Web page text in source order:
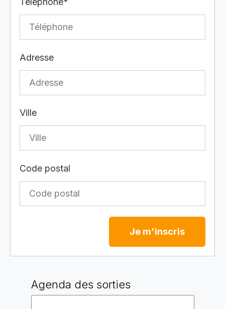
Adresse
Ville
Code postal
Je m'inscris
Agenda des sorties